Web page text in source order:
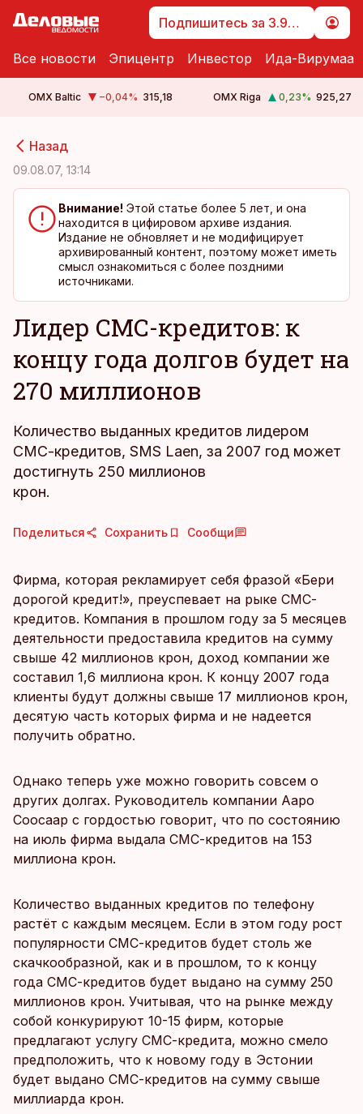
Подпишитесь за 3.99 €
Все новости Эпицентр Инвестор Ида-Вирумаа
OMX Baltic −0,04% 315,18 OMX Riga 0,23% 925,27
Назад
09.08.07, 13:14
Внимание! Этой статье более 5 лет, и она
находится в цифировом архиве издания.
Издание не обновляет и не модифицирует
архивированный контент, поэтому может иметь
смысл ознакомиться с более поздними
источниками.
Лидер СМС-кредитов: к
концу года долгов будет на
270 миллионов
Количество выданных кредитов лидером
СМС-кредитов, SMS Laen, за 2007 год может
достигнуть 250 миллионов
крон.
Поделиться Сохранить Сообщи
Фирма, которая рекламирует себя фразой «Бери
дорогой кредит!», преуспевает на рыке СМС-
кредитов. Компания в прошлом году за 5 месяцев
деятельности предоставила кредитов на сумму
свыше 42 миллионов крон, доход компании же
составил 1,6 миллиона крон. К концу 2007 года
клиенты будут должны свыше 17 миллионов крон,
десятую часть которых фирма и не надеется
получить обратно.
Однако теперь уже можно говорить совсем о
других долгах. Руководитель компании Ааро
Соосаар с гордостью говорит, что по состоянию
на июль фирма выдала СМС-кредитов на 153
миллиона крон.
Количество выданных кредитов по телефону
растёт с каждым месяцем. Если в этом году рост
популярности СМС-кредитов будет столь же
скачкообразной, как и в прошлом, то к концу
года СМС-кредитов будет выдано на сумму 250
миллионов крон. Учитывая, что на рынке между
собой конкурируют 10-15 фирм, которые
предлагают услугу СМС-кредита, можно смело
предположить, что к новому году в Эстонии
будет выдано СМС-кредитов на сумму свыше
миллиарда крон.